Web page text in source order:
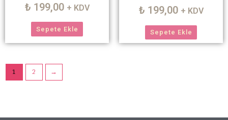
₺ 199,00 + KDV
Sepete Ekle
₺ 199,00 + KDV
Sepete Ekle
1 2 →